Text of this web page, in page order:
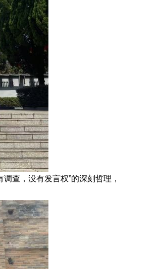
调查，没有发言权”的深刻哲理，